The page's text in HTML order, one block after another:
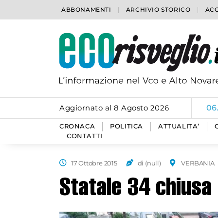
ABBONAMENTI ARCHIVIO STORICO
Aggiornato al 8 Agosto 2026
CRONACA POLITICA ATTUALITA’
CONTATTI
17 Ottobre 2015 di (null) VERBANIA
Statale 34 chiusa